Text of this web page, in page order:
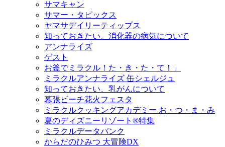
サマキャン
サマー・タピックス
ヤマサデイリーティップス
知っておきたい、消化器の病気について
アンナライズ
ゲスト
お釜でミラクル！た・き・た・て！」
ミラクルアンナライズ 缶シェルジュ
知っておきたい、乳がんについて
幕張ビーチ花火フェスタ
ミラクルクッキングアカデミー お・つ・ま・み
夏のディズニーリゾート®特集
ミラクルデータバンク
からだのひみつ 大冒険DX